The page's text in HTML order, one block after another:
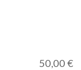
50,00 €